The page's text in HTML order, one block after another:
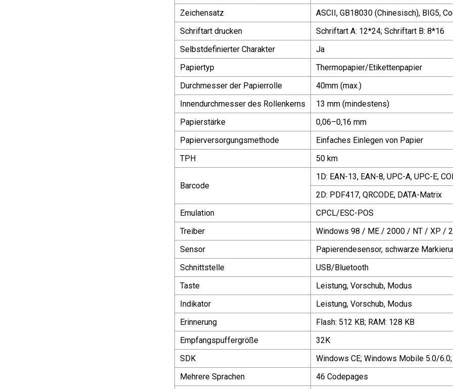
Zeichensatz
ASCII, GB18030 (Chinesisch), BIG5,
Schriftart drucken
Schriftart A: 12*24; Schriftart B: 8*16
Selbstdefinierter Charakter
Ja
Papiertyp
Thermopapier/Etikettenpapier
Durchmesser der Papierrolle
40mm (max.)
Innendurchmesser des Rollenkerns
13 mm (mindestens)
Papierstärke
0,06–0,16 mm
Papierversorgungsmethode
Einfaches Einlegen von Papier
TPH
50 km
Barcode
1D: EAN-13, EAN-8, UPC-A, UPC-E,
2D: PDF417, QRCODE, DATA-Matrix
Emulation
CPCL/ESC-POS
Treiber
Windows 98 / ME / 2000 / NT / XP /
Sensor
Papierendesensor, schwarze
Schnittstelle
USB/Bluetooth
Taste
Leistung, Vorschub, Modus
Indikator
Leistung, Vorschub, Modus
Erinnerung
Flash: 512 KB; RAM: 128 KB
Empfangspuffergröße
32K
SDK
Windows CE; Windows Mobile 5.0/
Mehrere Sprachen
46 Codepages